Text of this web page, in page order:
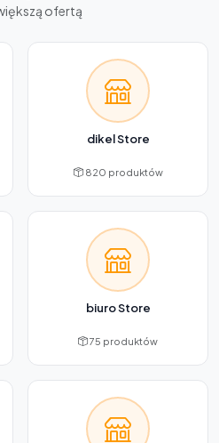
ofertą
dikel Store
820 produktów
biuro Store
75 produktów